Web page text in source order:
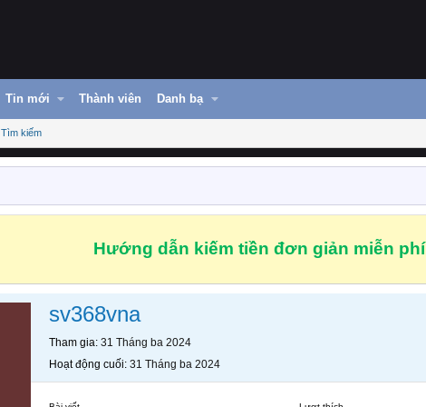
Tin mới Thành viên Danh bạ
Tìm kiếm
Hướng dẫn kiếm tiền đơn giản miễn phí
sv368vna
Tham gia 31 Tháng ba 2024
Hoạt động cuối 31 Tháng ba 2024